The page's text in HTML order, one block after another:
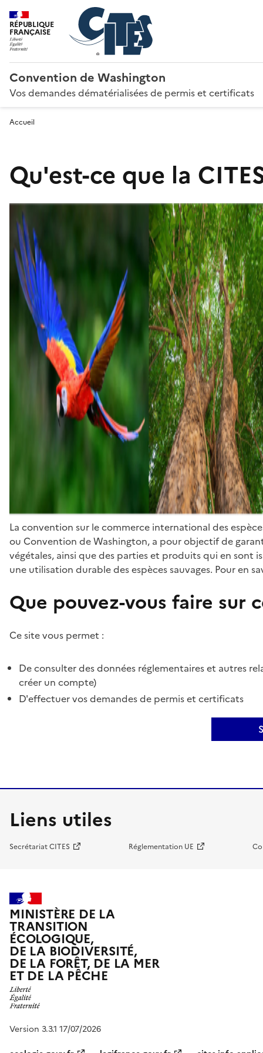
RÉPUBLIQUE
FRANÇAISE
Convention de Washington
Vos demandes dématérialisées de permis et certificats
Accueil
Qu'est-ce que la
La convention sur le commerce international des
ou Convention de Washington, a pour objectif de
végétales, ainsi que des parties et produits qui en sont
une utilisation durable des espèces sauvages. Pour en
Que pouvez-vous faire sur
Ce site vous permet :
De consulter des données réglementaires et autres
créer un compte)
D'effectuer vos demandes de permis et certificats
Liens utiles
Secrétariat CITES Réglementation UE
MINISTÈRE DE LA
TRANSITION
ÉCOLOGIQUE,
DE LA BIODIVERSITÉ,
DE LA FORÊT, DE LA MER
ET DE LA PÊCHE
Version 3.3.1 17/07/2026